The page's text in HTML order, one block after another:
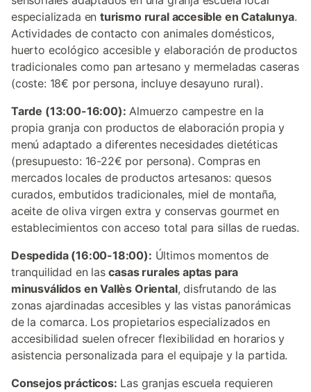
especializada enturismo rural accesible en Catalunya.
Actividades de contacto con animales domésticos,
huerto ecológico accesible y elaboración de productos
tradicionales como pan artesano y mermeladas caseras
(coste: 18€ por persona, incluye desayuno rural).
Tarde (13:00-16:00): Almuerzo campestre en la
propia granja con productos de elaboración propia y
menú adaptado a diferentes necesidades dietéticas
(presupuesto: 16-22€ por persona). Compras en
mercados locales de productos artesanos: quesos
curados, embutidos tradicionales, miel de montaña,
aceite de oliva virgen extra y conservas gourmet en
establecimientos con acceso total para sillas de ruedas.
Despedida (16:00-18:00): Últimos momentos de
tranquilidad en lascasas rurales aptas para
minusválidos en Vallès Oriental, disfrutando de las
zonas ajardinadas accesibles y las vistas panorámicas
de la comarca. Los propietarios especializados en
accesibilidad suelen ofrecer flexibilidad en horarios y
asistencia personalizada para el equipaje y la partida.
Consejos prácticos: Las granjas escuela requieren